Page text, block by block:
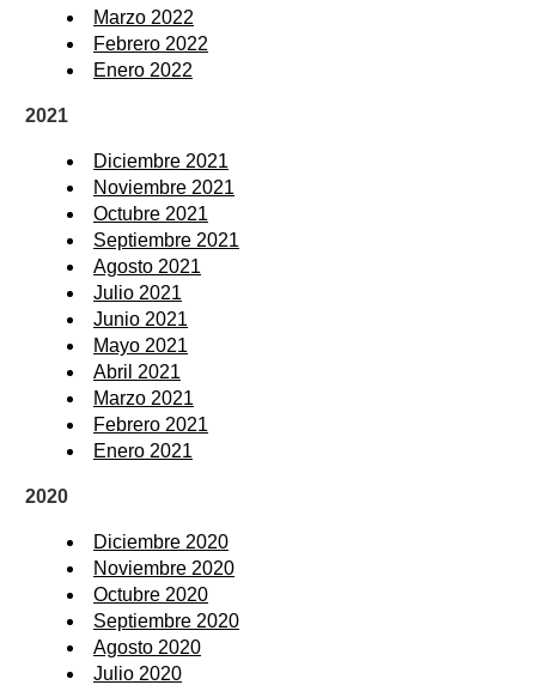
Marzo 2022
Febrero 2022
Enero 2022
2021
Diciembre 2021
Noviembre 2021
Octubre 2021
Septiembre 2021
Agosto 2021
Julio 2021
Junio 2021
Mayo 2021
Abril 2021
Marzo 2021
Febrero 2021
Enero 2021
2020
Diciembre 2020
Noviembre 2020
Octubre 2020
Septiembre 2020
Agosto 2020
Julio 2020